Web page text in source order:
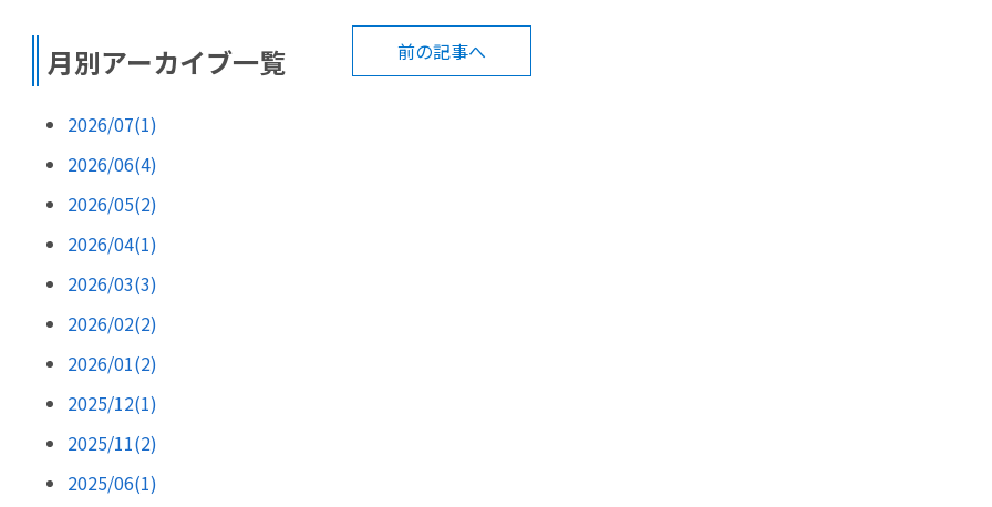
月別アーカイブ一覧
2026/07(1)
2026/06(4)
2026/05(2)
2026/04(1)
2026/03(3)
2026/02(2)
2026/01(2)
2025/12(1)
2025/11(2)
2025/06(1)
前の記事へ